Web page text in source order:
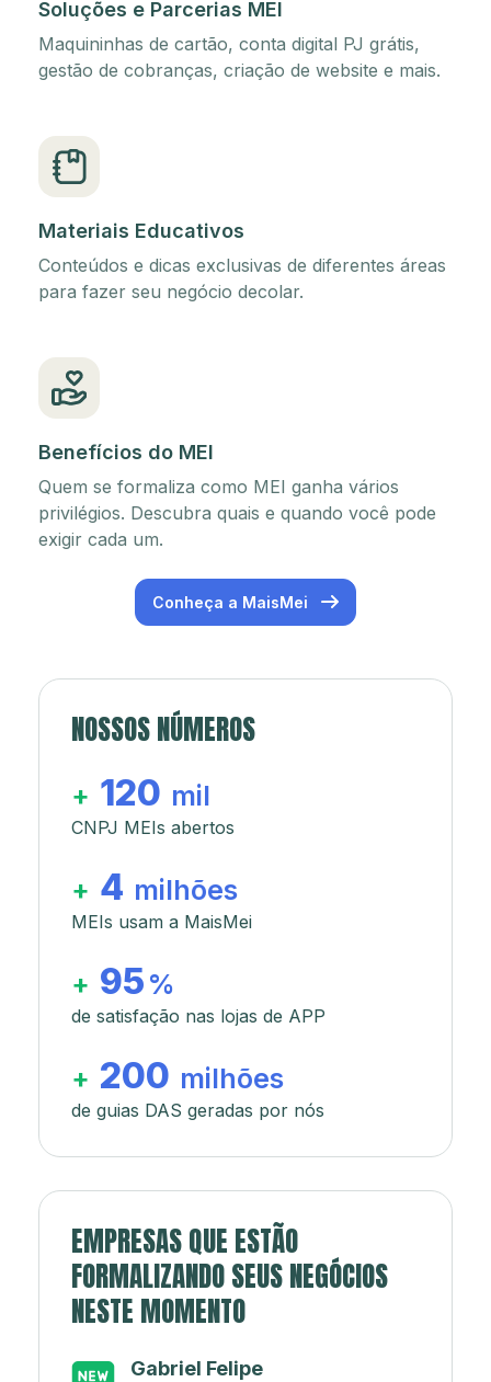
Soluções e Parcerias MEI
Maquininhas de cartão, conta digital PJ grátis,
gestão de cobranças, criação de website e mais.
Materiais Educativos
Conteúdos e dicas exclusivas de diferentes áreas
para fazer seu negócio decolar.
Benefícios do MEI
Quem se formaliza como MEI ganha vários
privilégios. Descubra quais e quando você pode
exigir cada um.
Conheça a MaisMei
NOSSOS NÚMEROS
+ 120 mil
CNPJ MEIs abertos
+ 4 milhões
MEIs usam a MaisMei
+ 95 %
de satisfação nas lojas de APP
+ 200 milhões
de guias DAS geradas por nós
EMPRESAS QUE ESTÃO
FORMALIZANDO SEUS NEGÓCIOS
NESTE MOMENTO
Japa’s açaí e sorveteria